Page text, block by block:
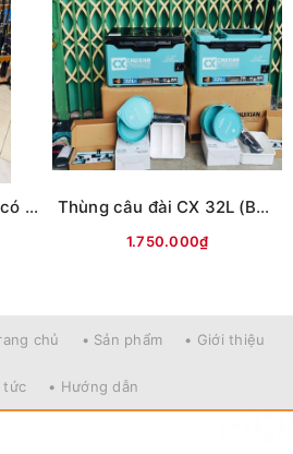
Thùng câu đài Jobon (có tựa lưng, đủ phụ kiện) Thùng câu đài CX 32L (Bản L9) -có tựa lưng
1.750.000₫
chủ • Sản phẩm • Giới thiệu
tức • Hướng dẫn